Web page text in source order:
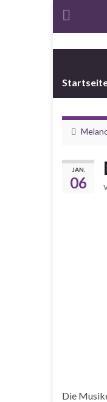
JAN.
06
Die